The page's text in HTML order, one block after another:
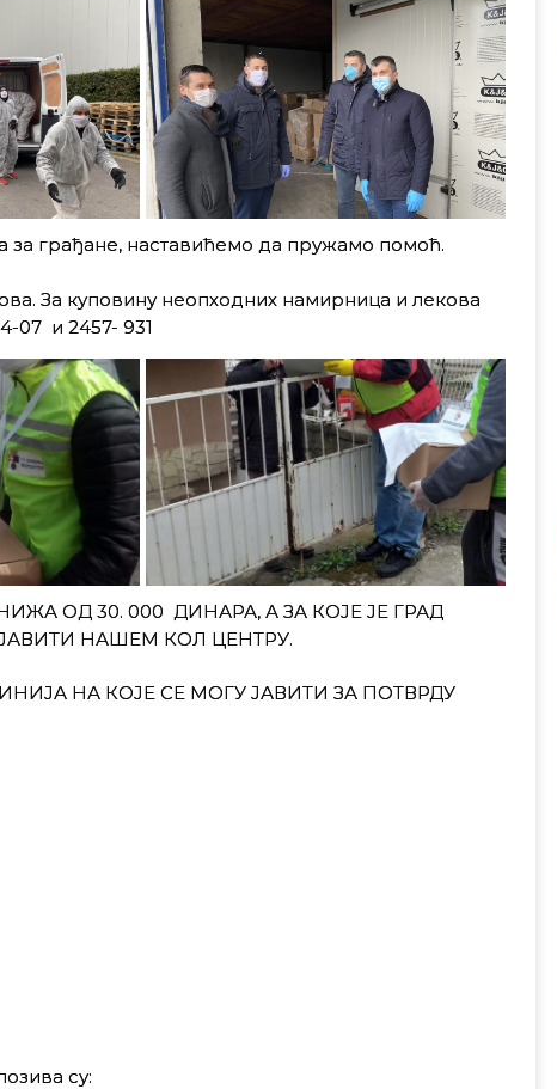
за грађане, наставићемо да пружамо помоћ.
За куповину неопходних намирница и лекова
07 и 2457- 931
ОД 30. 000 ДИНАРА, А ЗА КОЈЕ ЈЕ ГРАД
НАШЕМ КОЛ ЦЕНТРУ.
НА КОЈЕ СЕ МОГУ ЈАВИТИ ЗА ПОТВРДУ
су: